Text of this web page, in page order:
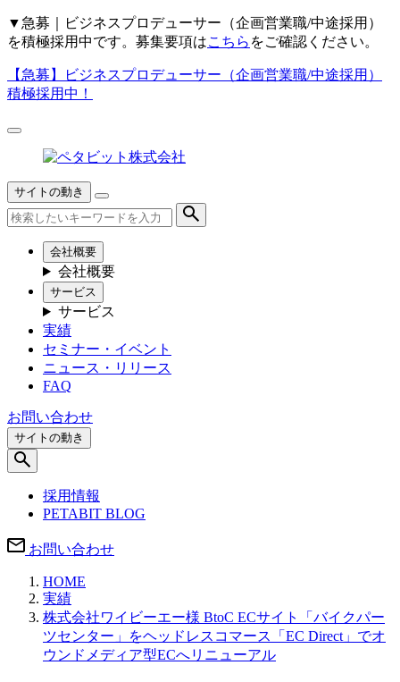
▼ 急募｜ビジネスプロデューサー（企画営業職/中途採用）
を積極採用中です。募集要項はこちら をご確認ください。
【急募】
ビジネスプロデューサー（企画営業職/中途採用）
積極採用中！
サイトの動き
会社概要
会社概要
サービス
サービス
実績
セミナー・イベント
ニュース・リリース
FAQ
お問い合わせ
サイトの動き
採用情報
PETABIT BLOG
お問い合わせ
HOME
実績
株式会社ワイビーエー様 BtoC ECサイト「バイクパー
ツセンター」をヘッドレスコマース「EC Direct」でオ
ウンドメディア型ECへリニューアル